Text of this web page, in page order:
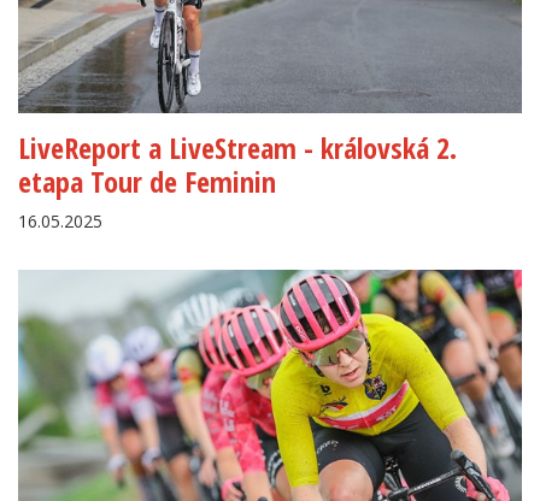
LiveReport a LiveStream - královská 2.
etapa Tour de Feminin
16.05.2025